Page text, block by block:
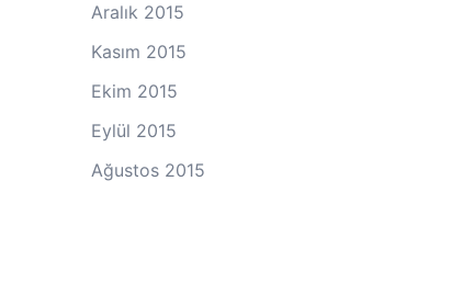
Aralık 2015
Kasım 2015
Ekim 2015
Eylül 2015
Ağustos 2015